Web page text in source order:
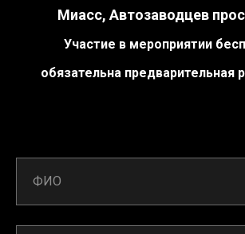
Миасс, ​Автозаводцев
Участие в мероприятии
обязательна предварительная